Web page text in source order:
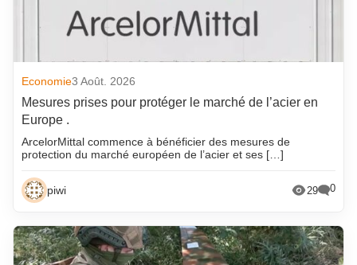
Economie3 Août. 2026
Mesures prises pour protéger le marché de l’acier en
Europe .
ArcelorMittal commence à bénéficier des mesures de
protection du marché européen de l’acier et ses […]
piwi 29 0